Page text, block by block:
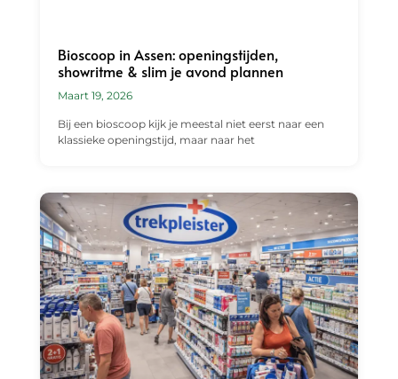
Bioscoop in Assen: openingstijden,
showritme & slim je avond plannen
Maart 19, 2026
Bij een bioscoop kijk je meestal niet eerst naar een
klassieke openingstijd, maar naar het